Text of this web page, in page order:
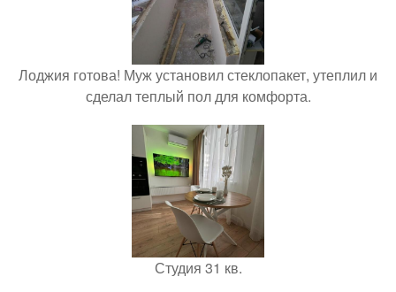
Лоджия готова! Муж установил стеклопакет, утеплил и
сделал теплый пол для комфорта.
Студия 31 кв.